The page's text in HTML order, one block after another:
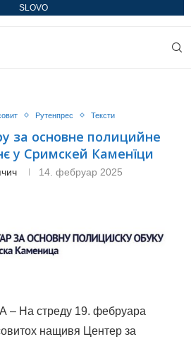
SLOVO
Рутенпрес Тексти
за основне полицийне
у Сримскей Каменїци
14. фебруар 2025
На стреду 19. фебруара
нащивя Центер за